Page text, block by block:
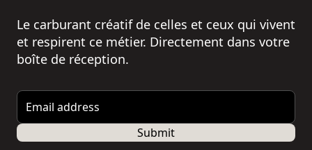
Le carburant créatif de celles et ceux qui vivent
et respirent ce métier. Directement dans votre
boîte de réception.
Email address
Submit